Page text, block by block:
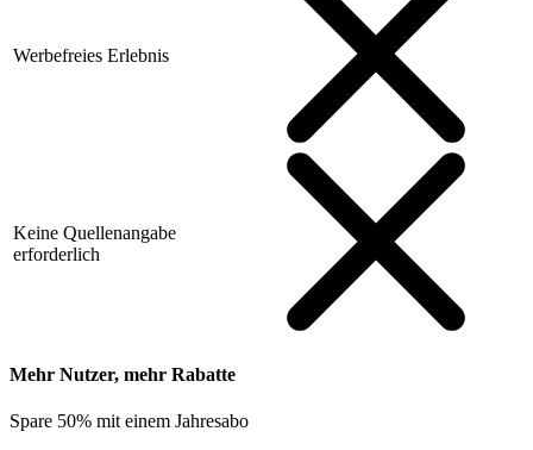
Werbefreies Erlebnis
Keine Quellenangabe
erforderlich
Mehr Nutzer, mehr Rabatte
Spare 50% mit einem Jahresabo